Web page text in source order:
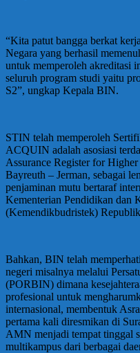
“Kita patut bangga berkat
Negara yang berhasil
untuk memperoleh akreditasi
seluruh program studi yaitu
S2”, ungkap Kepala BIN.
STIN telah memperoleh
ACQUIN adalah asosiasi
Assurance Register for
Bayreuth – Jerman, sebagai
penjaminan mutu bertaraf
Kementerian Pendidikan dan
(Kemendikbudristek)
Bahkan, BIN telah
negeri misalnya melalui
(PORBIN) dimana
profesional untuk
internasional, membentuk
pertama kali diresmikan di
AMN menjadi tempat tinggal
multikampus dari berbagai